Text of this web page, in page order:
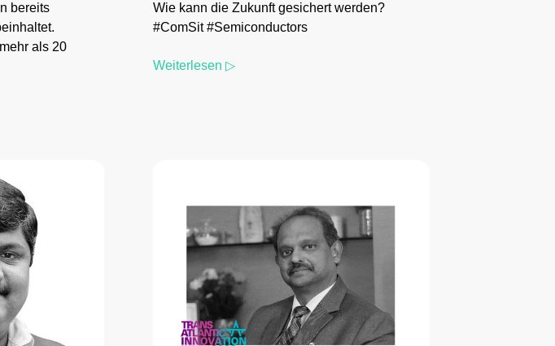
bereits
als 20
Wie kann die Zukunft gesichert werden?
#ComSit #Semiconductors
Weiterlesen ▷